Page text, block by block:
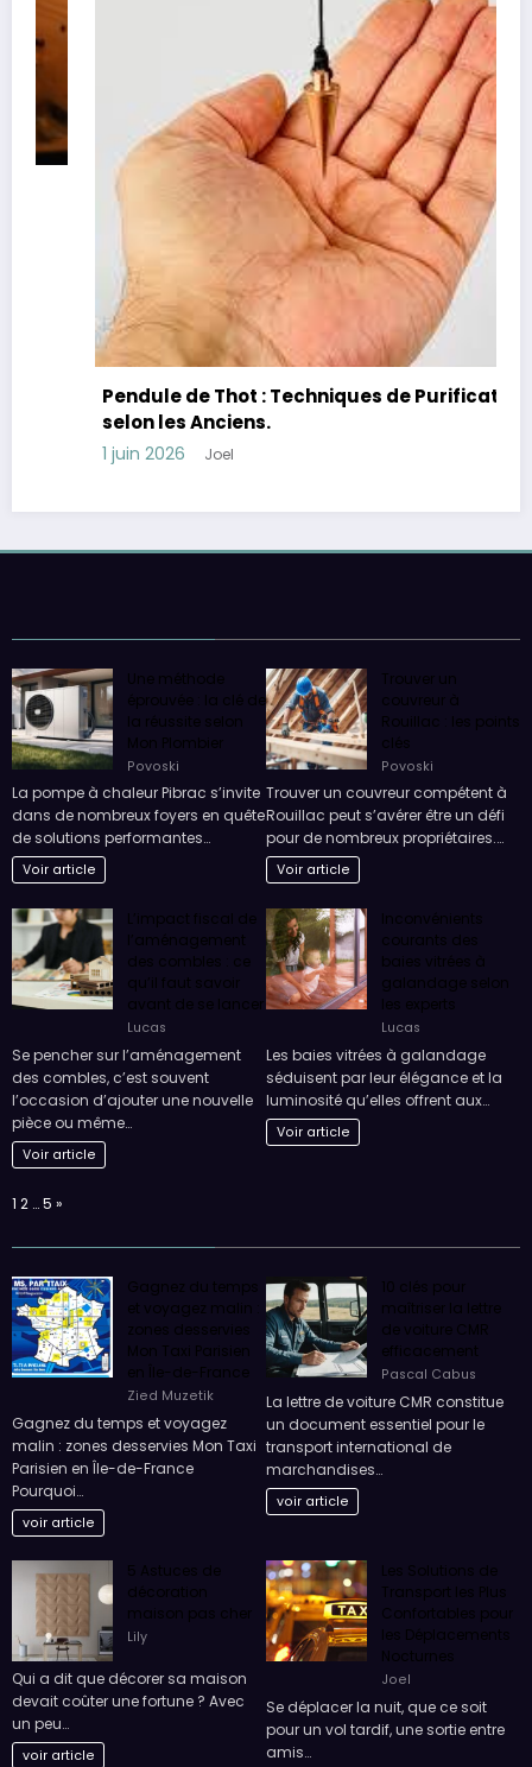
Pendule de Thot : Techniques de Purification
selon les Anciens.
1 juin 2026 Joel
Une méthode
éprouvée : la clé de
la réussite selon
Mon Plombier
Povoski
La pompe à chaleur Pibrac s’invite
dans de nombreux foyers en quête
de solutions performantes…
Voir article
Trouver un
couvreur à
Rouillac : les points
clés
Povoski
Trouver un couvreur compétent à
Rouillac peut s’avérer être un défi
pour de nombreux propriétaires.…
Voir article
L’impact fiscal de
l’aménagement
des combles : ce
qu’il faut savoir
avant de se lancer
Lucas
Se pencher sur l’aménagement
des combles, c’est souvent
l’occasion d’ajouter une nouvelle
pièce ou même…
Voir article
Inconvénients
courants des
baies vitrées à
galandage selon
les experts
Lucas
Les baies vitrées à galandage
séduisent par leur élégance et la
luminosité qu’elles offrent aux…
Voir article
Page:
1 2 …5 Next
»
Gagnez du temps
et voyagez malin :
zones desservies
Mon Taxi Parisien
en Île-de-France
Zied Muzetik
Gagnez du temps et voyagez
malin : zones desservies Mon Taxi
Parisien en Île-de-France
Pourquoi…
voir article
10 clés pour
maîtriser la lettre
de voiture CMR
efficacement
Pascal Cabus
La lettre de voiture CMR constitue
un document essentiel pour le
transport international de
marchandises…
voir article
5 Astuces de
décoration
maison pas cher
Lily
Qui a dit que décorer sa maison
devait coûter une fortune ? Avec
un peu…
voir article
Les Solutions de
Transport les Plus
Confortables pour
les Déplacements
Nocturnes
Joel
Se déplacer la nuit, que ce soit
pour un vol tardif, une sortie entre
amis…